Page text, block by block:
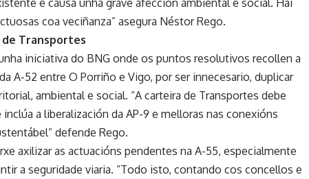
coa veciñanza” asegura Néstor Rego.
de Transportes
iniciativa do BNG onde os puntos resolutivos recollen a
A-52 entre O Porriño e Vigo, por ser innecesario, duplicar
ambiental e social. “A carteira de Transportes debe
a liberalización da AP-9 e melloras nas conexións
defende Rego.
axilizar as actuacións pendentes na A-55, especialmente
a seguridade viaria. “Todo isto, contando cos concellos e